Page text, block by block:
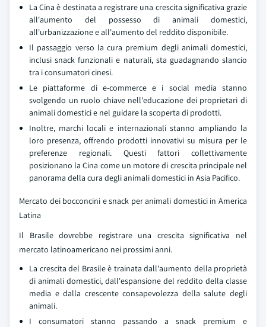
La Cina è destinata a registrare una crescita significativa grazie
all'aumento del possesso di animali domestici,
all'urbanizzazione e all'aumento del reddito disponibile.
Il passaggio verso la cura premium degli animali domestici,
inclusi snack funzionali e naturali, sta guadagnando slancio
tra i consumatori cinesi.
Le piattaforme di e-commerce e i social media stanno
svolgendo un ruolo chiave nell'educazione dei proprietari di
animali domestici e nel guidare la scoperta di prodotti.
Inoltre, marchi locali e internazionali stanno ampliando la
loro presenza, offrendo prodotti innovativi su misura per le
preferenze regionali. Questi fattori collettivamente
posizionano la Cina come un motore di crescita principale nel
panorama della cura degli animali domestici in Asia Pacifico.
Mercato dei bocconcini e snack per animali domestici in America
Latina
Il Brasile dovrebbe registrare una crescita significativa nel
mercato latinoamericano nei prossimi anni.
La crescita del Brasile è trainata dall'aumento della proprietà
di animali domestici, dall'espansione del reddito della classe
media e dalla crescente consapevolezza della salute degli
animali.
I consumatori stanno passando a snack premium e